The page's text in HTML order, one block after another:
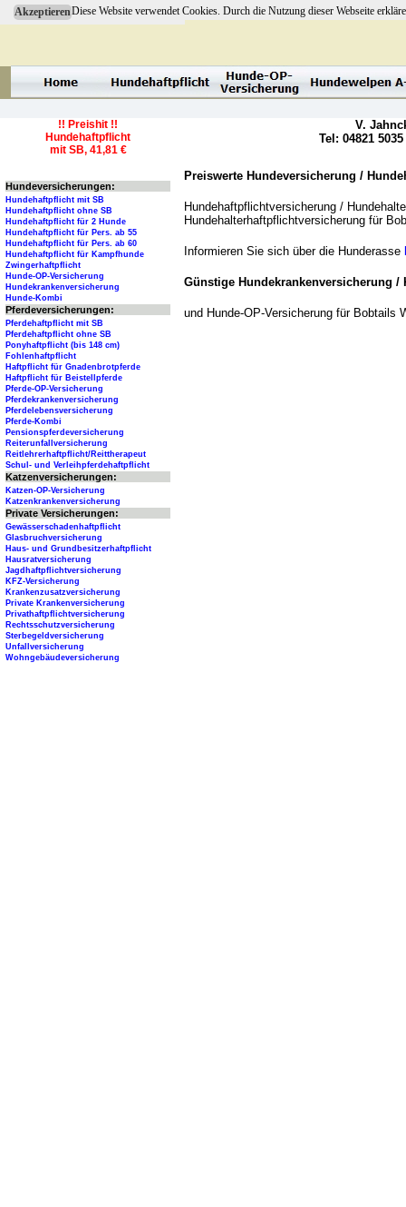
AkzeptierenDiese Website verwendet Cookies. Durch die Nutzung dieser Webseite
Preiswerte Hundeversicherung /
Hundehaftpflichtversicherung /
Hundehalterhaftpflichtversicherung für
Informieren Sie sich über die Hunderasse
Günstige Hundekrankenversicherung
und Hunde-OP-Versicherung für Bobtails
V.
Tel: 04821
!! Preishit !!
Hundehaftpflicht
mit SB, 41,81 €
Hundeversicherungen:
Hundehaftpflicht mit SB
Hundehaftpflicht ohne SB
Hundehaftpflicht für 2 Hunde
Hundehaftpflicht für Pers. ab 55
Hundehaftpflicht für Pers. ab 60
Hundehaftpflicht für Kampfhunde
Zwingerhaftpflicht
Hunde-OP-Versicherung
Hundekrankenversicherung
Hunde-Kombi
Pferdeversicherungen:
Pferdehaftpflicht mit SB
Pferdehaftpflicht ohne SB
Ponyhaftpflicht (bis 148 cm)
Fohlenhaftpflicht
Haftpflicht für Gnadenbrotpferde
Haftpflicht für Beistellpferde
Pferde-OP-Versicherung
Pferdekrankenversicherung
Pferdelebensversicherung
Pferde-Kombi
Pensionspferdeversicherung
Reiterunfallversicherung
Reitlehrerhaftpflicht/Reittherapeut
Schul- und Verleihpferdehaftpflicht
Katzenversicherungen:
Katzen-OP-Versicherung
Katzenkrankenversicherung
Private Versicherungen:
Gewässerschadenhaftpflicht
Glasbruchversicherung
Haus- und Grundbesitzerhaftpflicht
Hausratversicherung
Jagdhaftpflichtversicherung
KFZ-Versicherung
Krankenzusatzversicherung
Private Krankenversicherung
Privathaftpflichtversicherung
Rechtsschutzversicherung
Sterbegeldversicherung
Unfallversicherung
Wohngebäudeversicherung